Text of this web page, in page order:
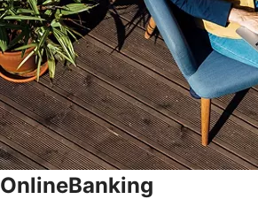
OnlineBanking